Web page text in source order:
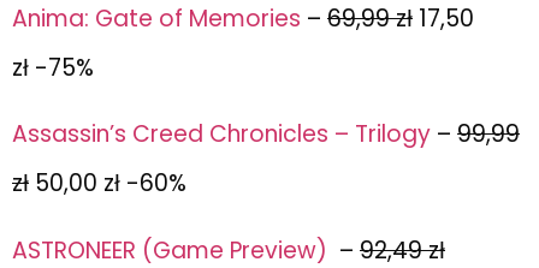
Anima: Gate of Memories – 69,99 zł 17,50
zł -75%
Assassin’s Creed Chronicles – Trilogy – 99,99
zł 50,00 zł -60%
ASTRONEER (Game Preview) – 92,49 zł